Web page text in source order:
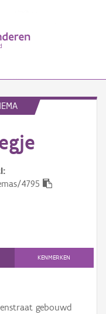
4795
KENMERKEN
gebouwd